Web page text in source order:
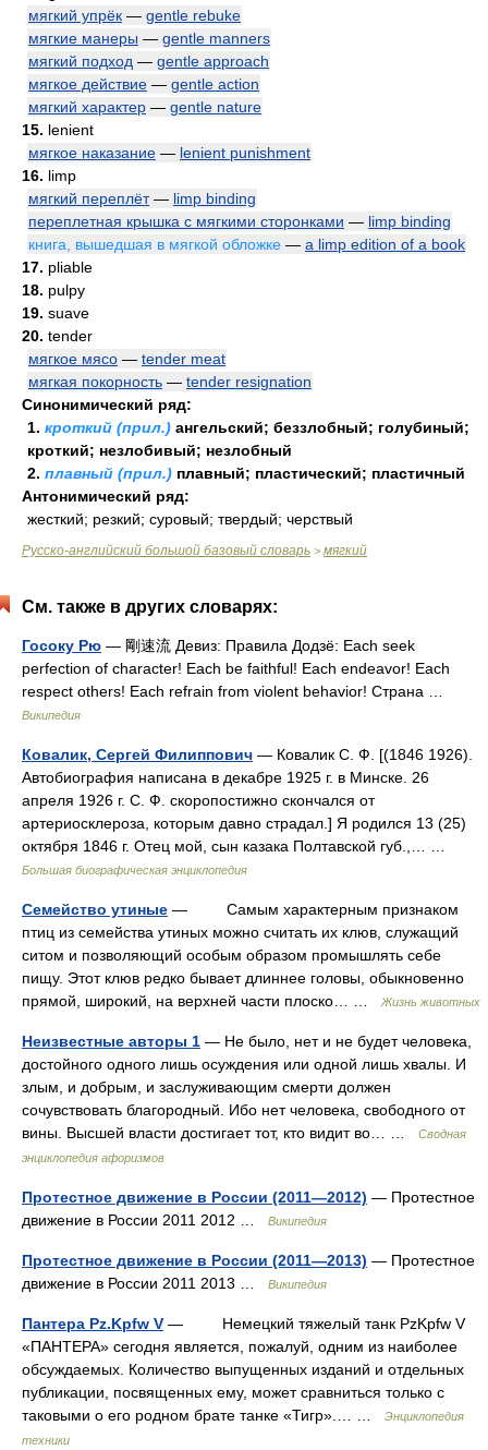
мягкий упрёк — gentle rebuke
мягкие манеры — gentle manners
мягкий подход — gentle approach
мягкое действие — gentle action
мягкий характер — gentle nature
15. lenient
мягкое наказание — lenient punishment
16. limp
мягкий переплёт— limp binding
переплетная крышка с мягкими сторонками — limp binding
книга, вышедшая в мягкой обложке — a limp edition of a book
17. pliable
18. pulpy
19. suave
20. tender
мягкое мясо — tender meat
мягкая покорность — tender resignation
Синонимический ряд:
1. кроткий (прил.) ангельский; беззлобный; голубиный;
кроткий; незлобивый; незлобный
2. плавный (прил.) плавный; пластический; пластичный
Антонимический ряд:
жесткий; резкий; суровый; твердый; черствый
Русско-английский большой базовый словарь > мягкий
См. также в других словарях:
Госоку Рю — 剛速流 Девиз: Правила Додзё: Each seek
perfection of character! Each be faithful! Each endeavor! Each
respect others! Each refrain from violent behavior! Страна …
Википедия
Ковалик, Сергей Филиппович — Ковалик С. Ф. [(1846 1926).
Автобиография написана в декабре 1925 г. в Минске. 26
апреля 1926 г. С. Ф. скоропостижно скончался от
артериосклероза, которым давно страдал.] Я родился 13 (25)
октября 1846 г. Отец мой, сын казака Полтавской губ.,… …
Большая биографическая энциклопедия
Семейство утиные — Самым характерным признаком
птиц из семейства утиных можно считать их клюв, служащий
ситом и позволяющий особым образом промышлять себе
пищу. Этот клюв редко бывает длиннее головы, обыкновенно
прямой, широкий, на верхней части плоско… …
Жизнь животных
Неизвестные авторы 1 — Не было, нет и не будет человека,
достойного одного лишь осуждения или одной лишь хвалы. И
злым, и добрым, и заслуживающим смерти должен
сочувствовать благородный. Ибо нет человека, свободного от
вины. Высшей власти достигает тот, кто видит во… …
Сводная
энциклопедия афоризмов
Протестное движение в России (2011—2012) — Протестное
движение в России 2011 2012 …
Википедия
Протестное движение в России (2011—2013) — Протестное
движение в России 2011 2013 …
Википедия
Пантера Pz.Kpfw V — Немецкий тяжелый танк PzKpfw V
«ПАНТЕРА» сегодня является, пожалуй, одним из наиболее
обсуждаемых. Количество выпущенных изданий и отдельных
публикации, посвященных ему, может сравниться только с
таковыми о его родном брате танке «Тигр».… …
Энциклопедия
техники